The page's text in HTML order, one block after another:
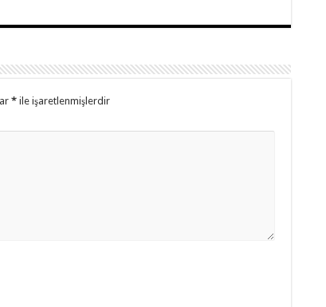
*ile işaretlenmişlerdir